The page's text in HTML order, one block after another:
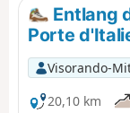
Entlang
Porte
Visorando-
20,10 km